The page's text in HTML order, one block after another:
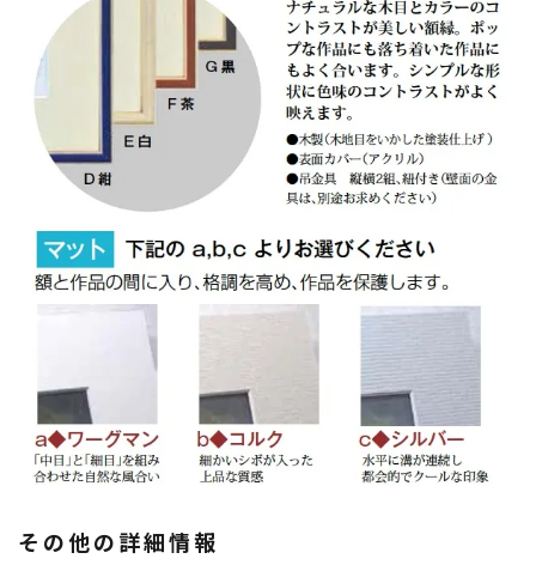
その他の詳細情報